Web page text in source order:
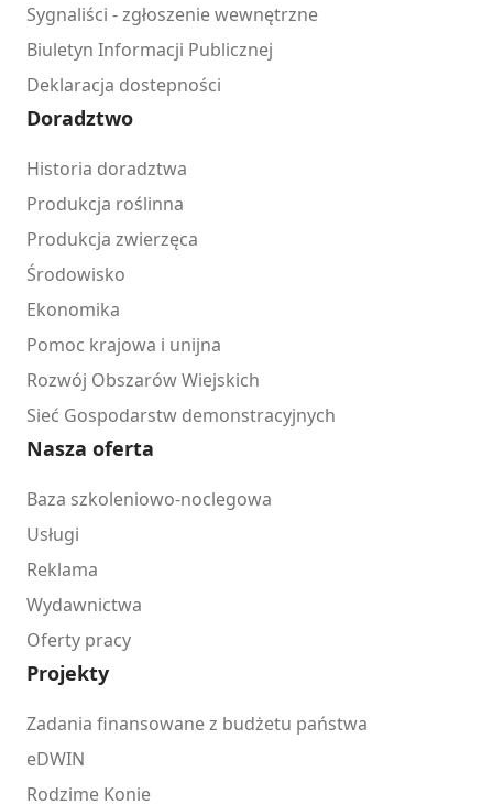
Sygnaliści - zgłoszenie wewnętrzne
Biuletyn Informacji Publicznej
Deklaracja dostepności
Doradztwo
Historia doradztwa
Produkcja roślinna
Produkcja zwierzęca
Środowisko
Ekonomika
Pomoc krajowa i unijna
Rozwój Obszarów Wiejskich
Sieć Gospodarstw demonstracyjnych
Nasza oferta
Baza szkoleniowo-noclegowa
Usługi
Reklama
Wydawnictwa
Oferty pracy
Projekty
Zadania finansowane z budżetu państwa
eDWIN
Rodzime Konie